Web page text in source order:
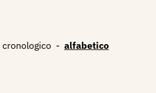
cronologico - alfabetico